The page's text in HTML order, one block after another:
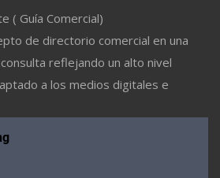
( Guía Comercial)
de directorio comercial en una
reflejando un alto nivel
a los medios digitales e